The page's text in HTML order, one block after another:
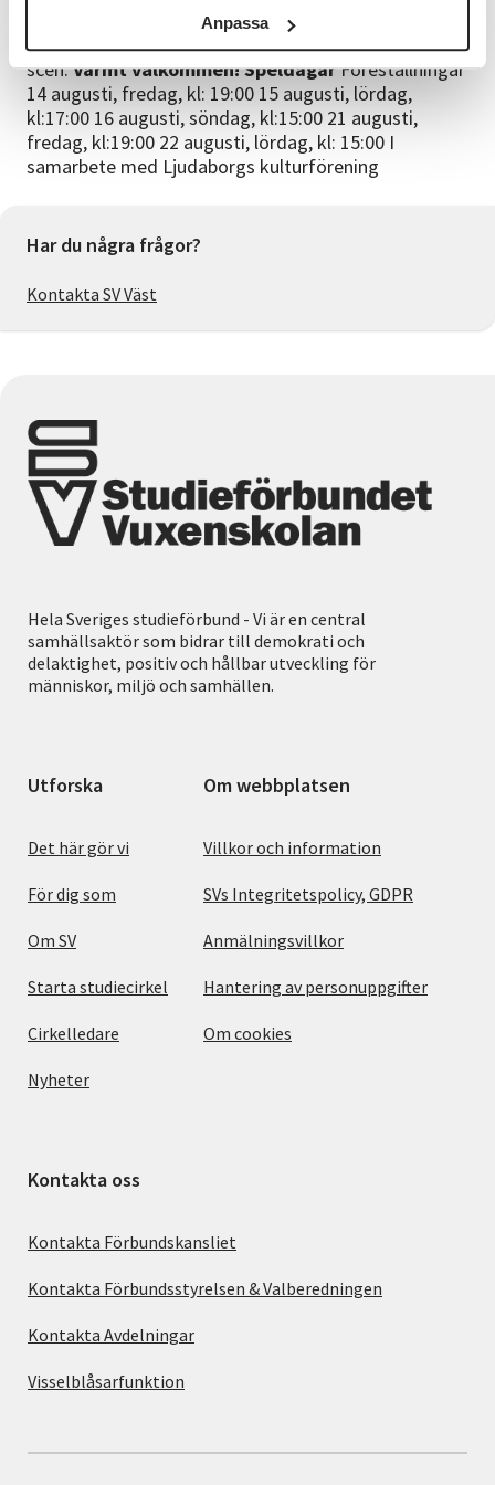
Anpassa
är två akter och beräknas ta ca två timmar plus paus.
Det kommer att vara upp till 25+ skådespelare på
scen.Varmt välkommen!SpeldagarFöreställningar
14 augusti, fredag, kl: 19:00 15 augusti, lördag,
kl:17:00 16 augusti, söndag, kl:15:00 21 augusti,
fredag, kl:19:00 22 augusti, lördag, kl: 15:00 I
samarbete med Ljudaborgs kulturförening
Har du några frågor?
Kontakta SV Väst
Hela Sveriges studieförbund - Vi är en central
samhällsaktör som bidrar till demokrati och
delaktighet, positiv och hållbar utveckling för
människor, miljö och samhällen.
Utforska
Det här gör vi
För dig som
Om SV
Starta studiecirkel
Cirkelledare
Nyheter
Om webbplatsen
Villkor och information
SVs Integritetspolicy, GDPR
Anmälningsvillkor
Hantering av personuppgifter
Om cookies
Kontakta oss
Kontakta Förbundskansliet
Kontakta Förbundsstyrelsen & Valberedningen
Kontakta Avdelningar
Visselblåsarfunktion